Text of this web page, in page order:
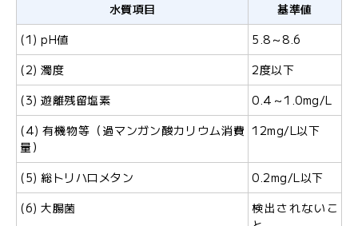
ガ
ジ
ン
水質項目
基準値
(1) pH値
5.8～8.6
(2) 濁度
2度以下
(3) 遊離残留塩素
0.4～1.0mg/L
(4) 有機物等（過マンガン酸カリウム消費
量）
12mg/L以下
(5) 総トリハロメタン
0.2mg/L以下
(6) 大腸菌
検出されないこ